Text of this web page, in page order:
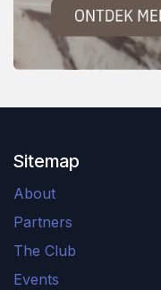
Sitemap
About
Partners
The Club
Events